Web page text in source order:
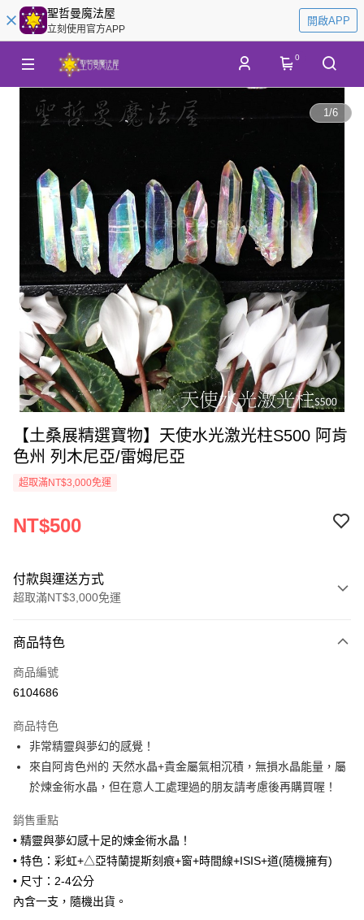
聖哲曼魔法屋
立刻使用官方APP
開啟APP
0
1/6
【土桑展精選寶物】天使水光激光柱S500 阿肯
色州 列木尼亞/雷姆尼亞
超取滿NT$3,000免運
NT$500
付款與運送方式
超取滿NT$3,000免運
信用卡一次付款
超商取貨付款
Apple Pay
街口支付
ATM付款
全家取貨付款
商品特色
商品編號
6104686
商品特色
非常精靈與夢幻的感覺！
來自阿肯色州的 天然水晶+貴金屬氣相沉積，無損水晶能量，屬
於煉金術水晶，但在意人工處理過的朋友請考慮後再購買喔！
銷售重點
• 精靈與夢幻感十足的煉金術水晶！
• 特色：彩虹+△亞特蘭提斯刻痕+窗+時間線+ISIS+道(隨機擁有)
• 尺寸：2-4公分
內含一支，隨機出貨。